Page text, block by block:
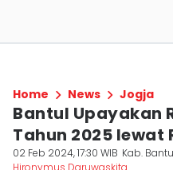
Home News Jogja
Bantul Upayakan
Tahun 2025 lewat
02 Feb 2024, 17:30 WIB Kab.
Hironymus Daruwaskita